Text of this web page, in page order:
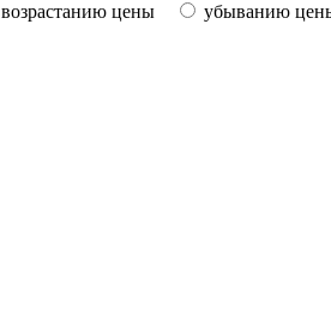
возрастанию цены
убыванию